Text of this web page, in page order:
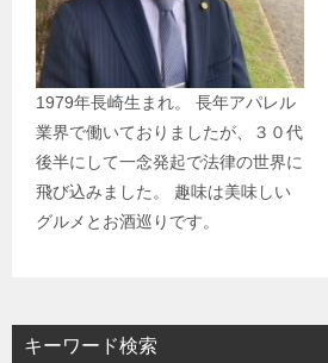
1979年長崎生まれ。 長年アパレル
業界で働いておりましたが、３０代
後半にして一念発起で法律の世界に
飛び込みました。 趣味は美味しい
グルメとお酒巡りです。
キーワード検索